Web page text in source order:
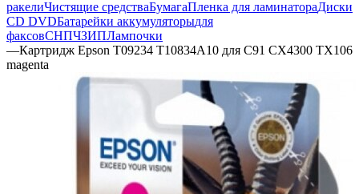
ракелиЧистящие средстваБумагаПленка для ламинатораДиски
CD DVDБатарейки аккумуляторыдля
факсовСНПЧЗИПЛампочки
—Картридж Epson Т09234 T10834A10 для C91 CX4300 TX106
magenta